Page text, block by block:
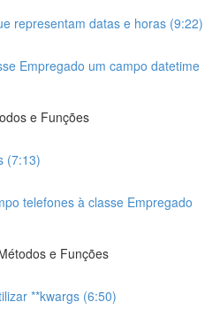
representam datas e horas (9:22)
Empregado um campo datetime
e Funções
(7:13)
telefones à classe Empregado
e Funções
**kwargs (6:50)